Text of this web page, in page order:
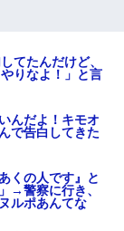
てたんだけど、
りなよ！」と言
んだよ！キモオ
で告白してきた
くの人です』と
→警察に行き、
ルポあんてな